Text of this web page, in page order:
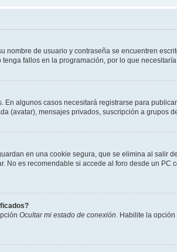
de usuario y contraseña se encuentren
fallos en la programación, por lo que necesitaría
algunos casos necesitará registrarse para
(avatar), mensajes privados, suscripción a grupos
en una cookie segura, que se elimina al salir
es recomendable si accede al foro desde un
Ocultar mi estado de conexión . Habilite la opción